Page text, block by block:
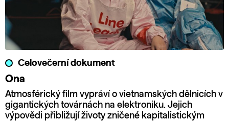
Celovečerní dokument
Ona
Atmosférický film vypráví o vietnamských dělnicích v
gigantických továrnách na elektroniku. Jejich
výpovědi přibližují životy zničené kapitalistickým